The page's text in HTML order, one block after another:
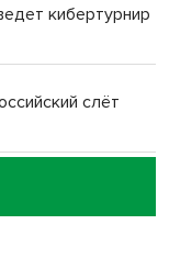
в Искитиме
кибертурнир
слёт